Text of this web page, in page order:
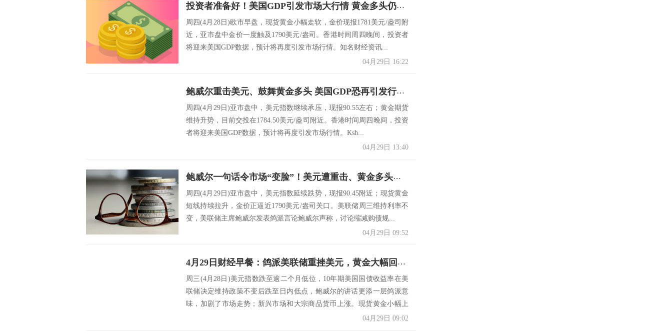
投资者准备好！美国GDP引发市场大行情 黄金多头仍瞄准千八 黄金、欧元、英镑和日元最新日内交易分析
周四(4月28日)欧市早盘，现货黄金小幅走软，金价现报1781美元/盎司附
近，亚市盘中金价一度触及1790美元/盎司。香港时间周四晚间，投资者
将迎来美国GDP数据，预计将再度引发市场行情。知名财经资讯...
04月29日 16:22
鲍威尔重击美元、鼓舞黄金多头 美国GDP恐再引发行情 黄金、白银、欧元、美元指数、英镑、日元和澳元最新技术前景分析
周四(4月29日)亚市盘中，美元指数继续承压，现报90.55左右；黄金期货
维持升势，目前交投在1784.50美元/盎司附近。香港时间周四晚间，投资
者将迎来美国GDP数据，预计将再度引发市场行情。Ksh...
04月29日 13:40
鲍威尔一句话令市场“变脸”！美元遭重击、黄金多头大爆发 金价逼近1790 美国GDP重磅来袭
周四(4月29日)亚市盘中，美元指数延续跌势，现报90.45附近；现货黄金
短线持续拉升，金价正逼近1790美元/盎司关口。美联储周三维持利率不
变，美联储主席鲍威尔发表鸽派言论鲍威尔声称，讨论缩减购债规...
04月29日 09:52
4月29日财经早餐：鸽派美联储重挫美元，黄金大幅回升，油价创逾一个月新高
周三(4月28日)美元指数跌至逾二个月低位，10年期美国国债收益率在美
联储决定维持政策不变后跌至日内低点，鲍威尔的讲话更添一层鸽派意
味，加剧了市场走势；新兴市场和大宗商品货币上涨。现货黄金小幅上
04月29日 09:02